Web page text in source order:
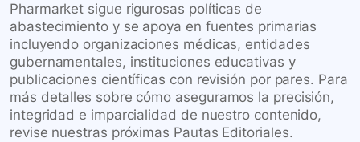
Pharmarket sigue rigurosas políticas de
abastecimiento y se apoya en fuentes primarias
incluyendo organizaciones médicas, entidades
gubernamentales, instituciones educativas y
publicaciones científicas con revisión por pares. Para
más detalles sobre cómo aseguramos la precisión,
integridad e imparcialidad de nuestro contenido,
revise nuestras próximas Pautas Editoriales.